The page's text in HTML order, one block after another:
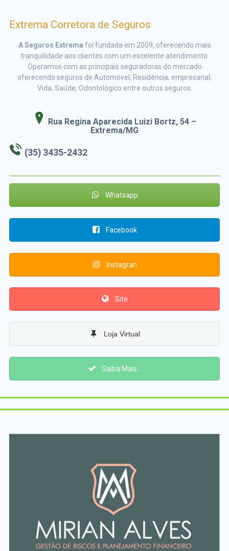
Extrema Corretora de Seguros
A Seguros Extrema foi fundada em 2009, oferecendo mais
tranquilidade aos clientes com um excelente atendimento.
Operamos com as principais seguradoras do mercado
oferecendo seguros de Automóvel; Residência; empresarial;
Vida; Saúde; Odontológico entre outros seguros.
Rua Regina Aparecida Luizi Bortz, 54 –
Extrema/MG
(35) 3435-2432
Whatsapp
Facebook
Instagran
Site
Loja Virtual
Saiba Mais...